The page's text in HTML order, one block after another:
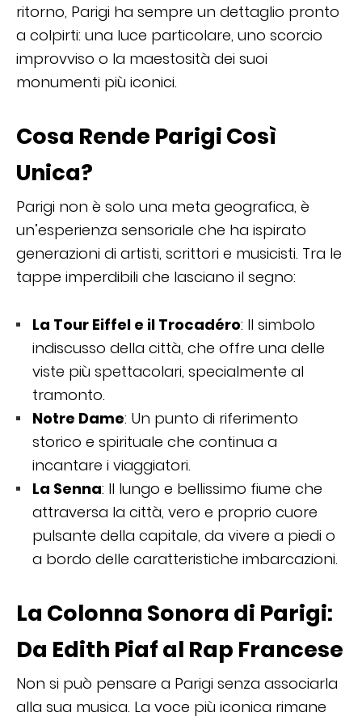
ritorno, Parigi ha sempre un dettaglio pronto
a colpirti: una luce particolare, uno scorcio
improvviso o la maestosità dei suoi
monumenti più iconici.
Cosa Rende Parigi Così
Unica?
Parigi non è solo una meta geografica, è
un’esperienza sensoriale che ha ispirato
generazioni di artisti, scrittori e musicisti. Tra le
tappe imperdibili che lasciano il segno:
La Tour Eiffel e il Trocadéro: Il simbolo
indiscusso della città, che offre una delle
viste più spettacolari, specialmente al
tramonto.
Notre Dame: Un punto di riferimento
storico e spirituale che continua a
incantare i viaggiatori.
La Senna: Il lungo e bellissimo fiume che
attraversa la città, vero e proprio cuore
pulsante della capitale, da vivere a piedi o
a bordo delle caratteristiche imbarcazioni.
La Colonna Sonora di Parigi:
Da Edith Piaf al Rap Francese
Non si può pensare a Parigi senza associarla
alla sua musica. La voce più iconica rimane